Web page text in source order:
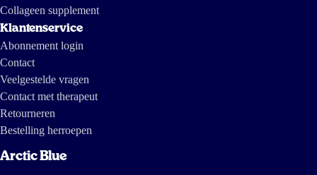
Collageen supplement
Klantenservice
Abonnement login
Contact
Veelgestelde vragen
Contact met therapeut
Retourneren
Bestelling herroepen
Arctic Blue